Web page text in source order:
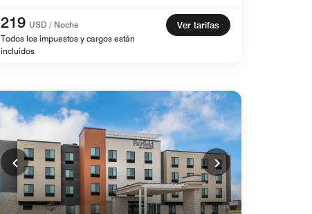
219 USD / Noche
Todos los impuestos y cargos están
incluidos
Ver tarifas